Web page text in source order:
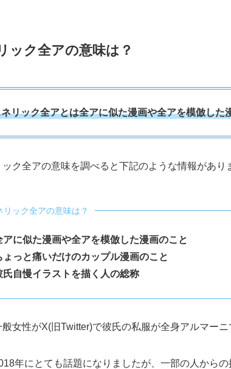
ック全アの意味は？
リック全アとは全アに似た漫画や全アを模倣した
ック全アの意味を調べると下記のような情報があり
リック全アの意味は？
アに似た漫画や全アを模倣した漫画のこと
ょっと痛いだけのカップル漫画のこと
氏自慢イラストを描く人の総称
女性がX(旧Twitter)で彼氏の私服が全身アルマーニ
年にとても話題になりましたが、一部の人から